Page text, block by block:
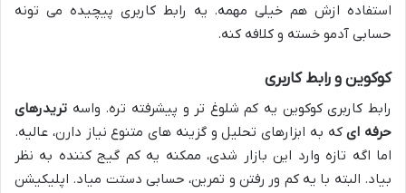
استفاده ازش هم خیلی مهمه. یه رابط کاربری پیچیده می تونه
حسابی آدمو خسته و کلافه کنه.
کوکوین و رابط کاربری
رابط کاربری کوکوین یه کم شلوغ تر و پیشرفته تره. واسه تریدرهای
حرفه ایکه به ابزارهای تحلیل و گزینه های متنوع نیاز دارن، عالیه.
اما اگه تازه وارد این بازار شدی، ممکنه یه کم گیج کننده به نظر
بیاد. البته با یه کم ور رفتن و تمرین، حسابی دستت میاد. اپلیکیشن